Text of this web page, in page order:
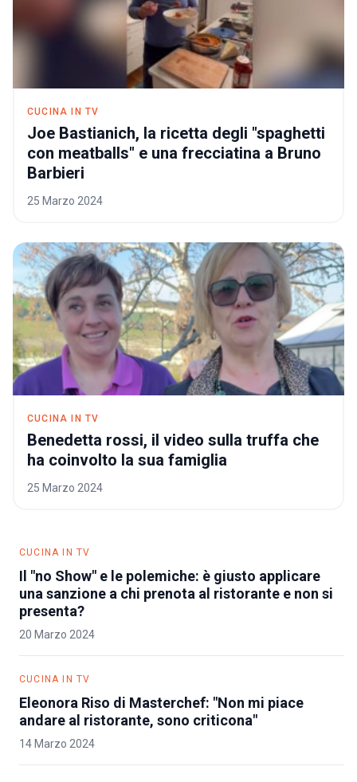
CUCINA IN TV
Joe Bastianich, la ricetta degli "spaghetti
con meatballs" e una frecciatina a Bruno
Barbieri
25 Marzo 2024
CUCINA IN TV
Benedetta rossi, il video sulla truffa che
ha coinvolto la sua famiglia
25 Marzo 2024
CUCINA IN TV
Il "no Show" e le polemiche: è giusto applicare
una sanzione a chi prenota al ristorante e non si
presenta?
20 Marzo 2024
CUCINA IN TV
Eleonora Riso di Masterchef: "Non mi piace
andare al ristorante, sono criticona"
14 Marzo 2024